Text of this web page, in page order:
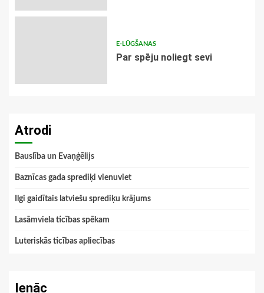
E-LŪGŠANAS
Par spēju noliegt sevi
Atrodi
Bauslība un Evaņģēlijs
Baznīcas gada sprediķi vienuviet
Ilgi gaidītais latviešu sprediķu krājums
Lasāmviela ticības spēkam
Luteriskās ticības apliecības
Ienāc